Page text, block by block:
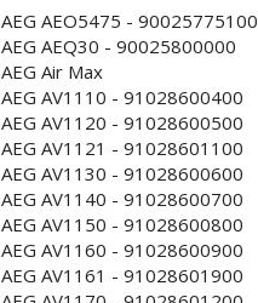
AEG AEO5475 - 90025775100
AEG AEQ30 - 90025800000
AEG Air Max
AEG AV1110 - 91028600400
AEG AV1120 - 91028600500
AEG AV1121 - 91028601100
AEG AV1130 - 91028600600
AEG AV1140 - 91028600700
AEG AV1150 - 91028600800
AEG AV1160 - 91028600900
AEG AV1161 - 91028601900